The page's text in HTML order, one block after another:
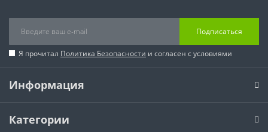
Подписаться
Я прочитал Политика Безопасности и согласен с условиями
Информация
Категории